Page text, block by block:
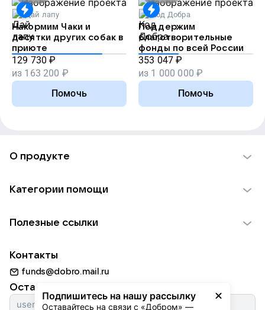
Дай лапу
Накормим Чаки и
десятки других собак в
приюте
129 730 ₽
из 163 200 ₽
Помочь
Код Добра
Поддержим
благотворительные
фонды по всей России
353 047 ₽
из 1 000 000 ₽
Помочь
Подпишитесь на нашу рассылку
Оставайтесь на связи с «Добром» —
О продукте
Использование материалов
Для НКО
Партнерам
Категории помощи
Пожилым
Животным
Природе
Культуре
Полезные ссылки
Добрый день
Истории
Контакты
funds@dobro.mail.ru
Оставайтесь с нами